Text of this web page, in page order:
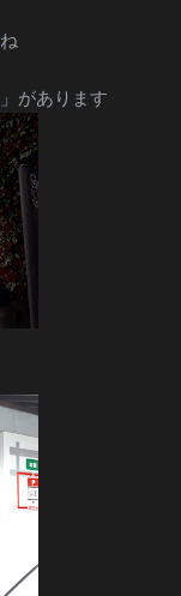
ね
があります